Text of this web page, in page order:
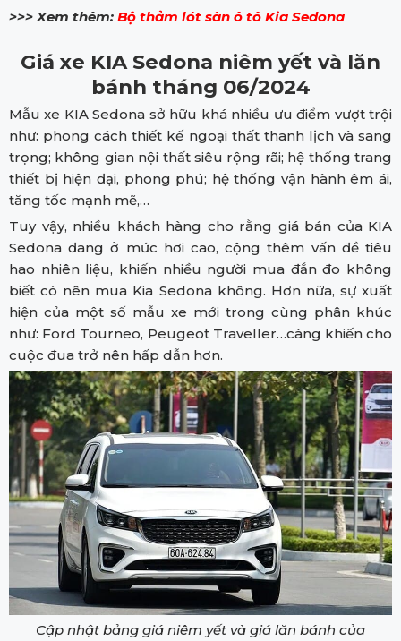
>>> Xem thêm: Bộ thảm lót sàn ô tô Kia Sedona
Giá xe KIA Sedona niêm yết và lăn
bánh tháng 06/2024
Mẫu xe KIA Sedona sở hữu khá nhiều ưu điểm vượt trội
như: phong cách thiết kế ngoại thất thanh lịch và sang
trọng; không gian nội thất siêu rộng rãi; hệ thống trang
thiết bị hiện đại, phong phú; hệ thống vận hành êm ái,
tăng tốc mạnh mẽ,…
Tuy vậy, nhiều khách hàng cho rằng giá bán của KIA
Sedona đang ở mức hơi cao, cộng thêm vấn đề tiêu
hao nhiên liệu, khiến nhiều người mua đắn đo không
biết có nên mua Kia Sedona không. Hơn nữa, sự xuất
hiện của một số mẫu xe mới trong cùng phân khúc
như: Ford Tourneo, Peugeot Traveller…càng khiến cho
cuộc đua trở nên hấp dẫn hơn.
Cập nhật bảng giá niêm yết và giá lăn bánh của